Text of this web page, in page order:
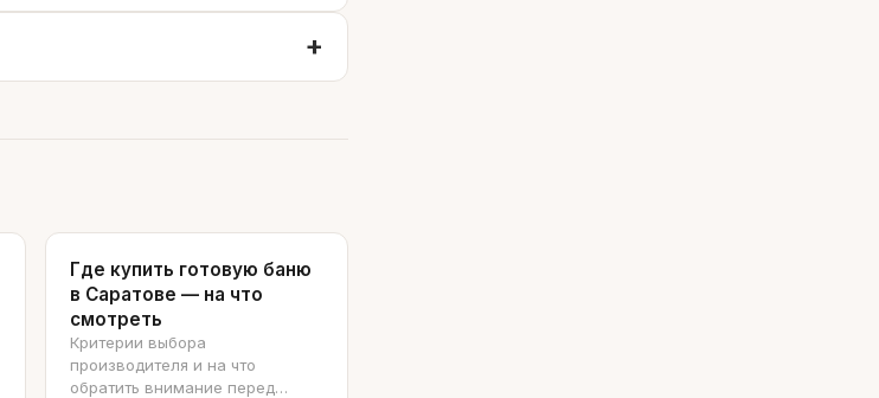
Где купить готовую баню
в Саратове — на что
смотреть
Критерии выбора
производителя и на что
обратить внимание перед